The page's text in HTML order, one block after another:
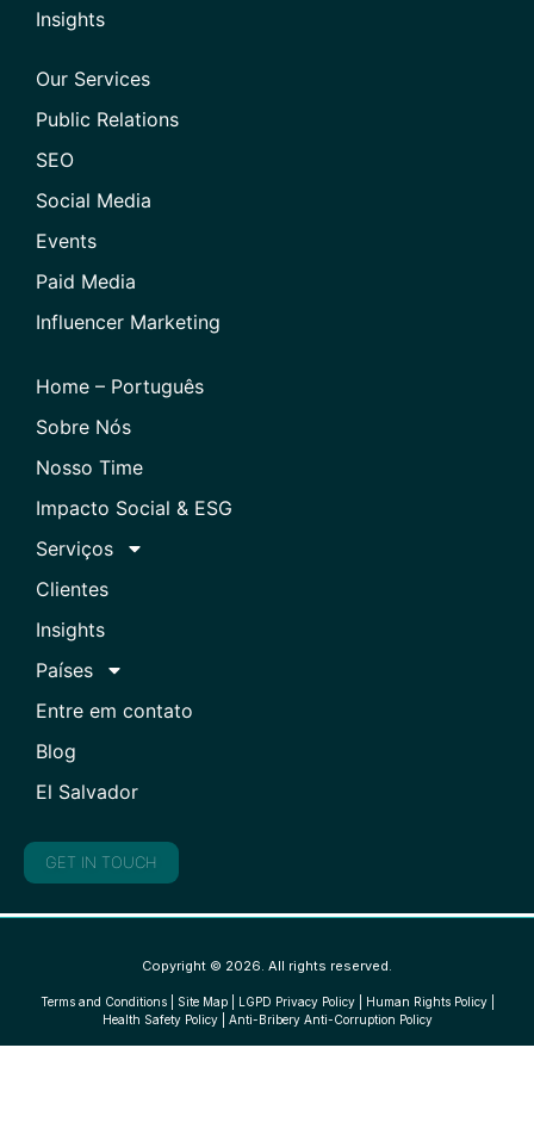
Insights
Our Services
Public Relations
SEO
Social Media
Events
Paid Media
Influencer Marketing
Home – Português
Sobre Nós
Nosso Time
Impacto Social & ESG
Serviços
Clientes
Insights
Países
Entre em contato
Blog
El Salvador
GET IN TOUCH
Copyright © 2026. All rights reserved.
Terms and Conditions| Site Map| LGPD Privacy Policy| Human Rights Policy|
Health Safety Policy| Anti-Bribery Anti-Corruption Policy